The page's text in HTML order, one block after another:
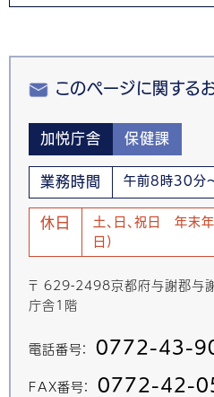
このページに関する
加悦庁舎 保健課
業務時間 午前8時30分
休日
土、日、祝日 年
日)
〒 629-2498京都府与謝郡与
庁舎1階
電話番号： 0772-43-
FAX番号： 0772-42-